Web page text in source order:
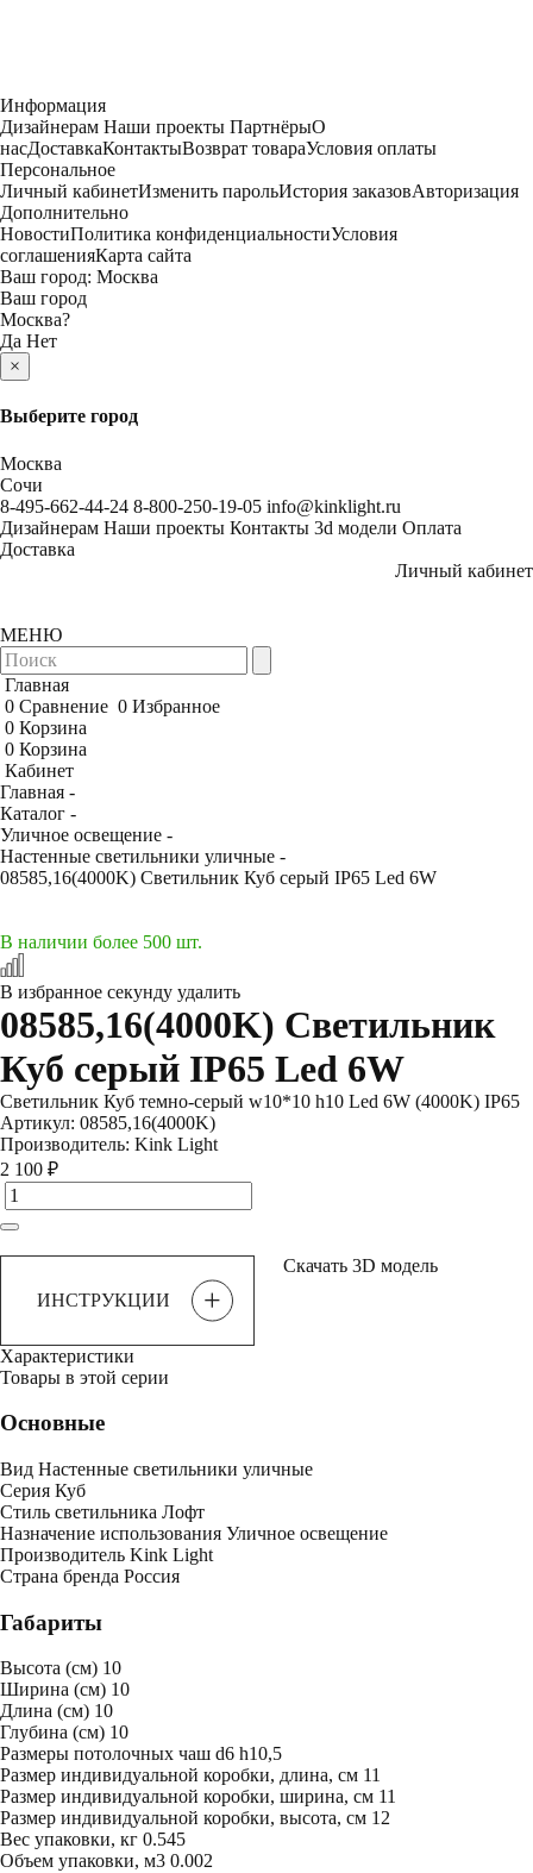
Информация
Дизайнерам Наши проекты ПартнёрыО
насДоставкаКонтактыВозврат товараУсловия оплаты
Персональное
Личный кабинетИзменить парольИстория заказовАвторизация
Дополнительно
НовостиПолитика конфиденциальностиУсловия
соглашенияКарта сайта
Ваш город: Москва
Ваш город
Москва?
Да Нет
×
Выберите город
Москва
Сочи
8-495-662-44-24 8-800-250-19-05 info@kinklight.ru
Дизайнерам Наши проекты Контакты 3d модели Оплата
Доставка
Личный кабинет
МЕНЮ
Главная
0 Сравнение 0 Избранное
0 Корзина
0 Корзина
Кабинет
Главная -
Каталог -
Уличное освещение -
Настенные светильники уличные -
08585,16(4000K) Светильник Куб серый IP65 Led 6W
В наличии более 500 шт.
В избранное секунду удалить
08585,16(4000K) Светильник
Куб серый IP65 Led 6W
Светильник Куб темно-серый w10*10 h10 Led 6W (4000K) IP65
Артикул: 08585,16(4000K)
Производитель: Kink Light
2 100 ₽
ИНСТРУКЦИИ +
Скачать 3D модель
Характеристики
Товары в этой серии
Основные
Вид Настенные светильники уличные
Серия Куб
Стиль светильника Лофт
Назначение использования Уличное освещение
Производитель Kink Light
Страна бренда Россия
Габариты
Высота (см) 10
Ширина (см) 10
Длина (см) 10
Глубина (см) 10
Размеры потолочных чаш d6 h10,5
Размер индивидуальной коробки, длина, см 11
Размер индивидуальной коробки, ширина, см 11
Размер индивидуальной коробки, высота, см 12
Bес упаковки, кг 0.545
Oбъем упаковки, м3 0.002